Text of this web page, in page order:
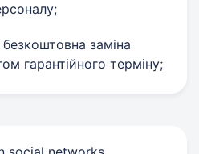
безкоштовна заміна
гарантійного терміну;